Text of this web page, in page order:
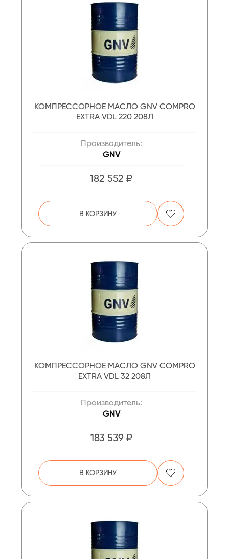
КОМПРЕССОРНОЕ МАСЛО GNV COMPRO
EXTRA VDL 220 208Л
Производитель:
GNV
182 552 ₽
В КОРЗИНУ
КОМПРЕССОРНОЕ МАСЛО GNV COMPRO
EXTRA VDL 32 208Л
Производитель:
GNV
183 539 ₽
В КОРЗИНУ